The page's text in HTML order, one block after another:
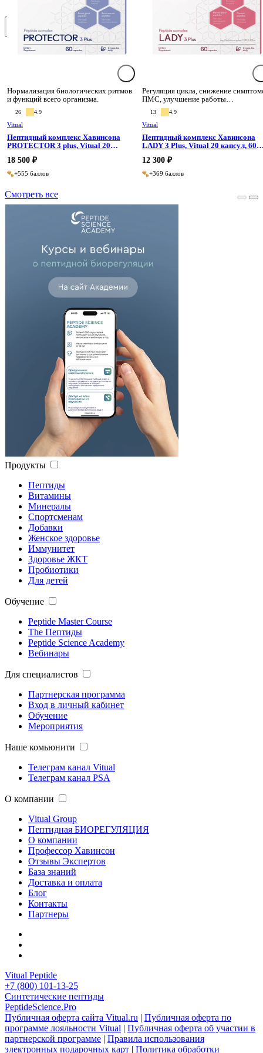
Применить
Смотреть все
Нормализация биологических ритмов
и функций всего организма.
26 4.9
Vitual
Пептидный комплекс Хавинсона
PROTECTOR 3 plus, Vitual 20
18 500 ₽
+555 баллов
Регуляция цикла, снижение
ПМС, улучшение работы
репродуктивной системы.
13 4.9
Vitual
Пептидный комплекс Хавинсона
LADY 3 Plus, Vitual 20 капсул, 60
12 300 ₽
+369 баллов
Продукты
Пептиды
Витамины
Минералы
Спортсменам
Добавки
Женское здоровье
Иммунитет
Здоровье ЖКТ
Пробиотики
Для детей
Обучение
Peptide Master Course
The Пептиды
Peptide Science Academy
Вебинары
Для специалистов
Партнерская программа
Вход в личный кабинет
Обучение
Мероприятия
Наше комьюнити
Телеграм канал Vitual
Телеграм канал PSA
О компании
Vitual Group
Пептидная БИОРЕГУЛЯЦИЯ
О компании
Профессор Хавинсон
Отзывы Экспертов
База знаний
Доставка и оплата
Блог
Контакты
Партнеры
Vitual Peptide
+7 (800) 101-13-25
Синтетические пептиды
PeptideScience.Pro
Публичная оферта сайта Vitual.ru | Публичная оферта по
программе лояльности Vitual | Публичная оферта об участии в
партнерской программе | Правила использования
электронных подарочных карт | Политика обработки